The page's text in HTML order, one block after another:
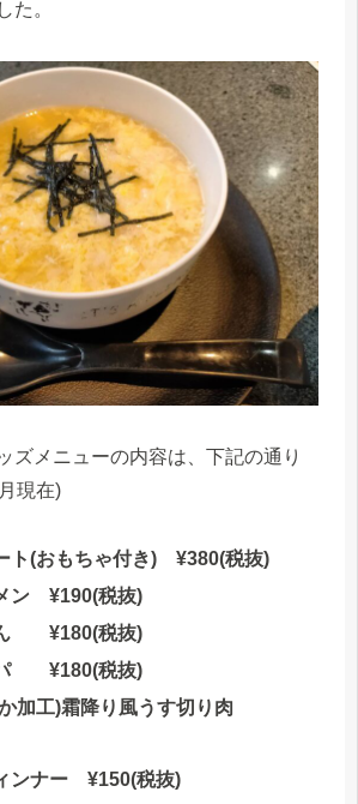
た。
ズメニューの内容は、下記の通り
現在)
ト(おもちゃ付き) ¥380(税抜)
ン ¥190(税抜)
ん ¥180(税抜)
パ ¥180(税抜)
加工)霜降り風うす切り肉
ンナー ¥150(税抜)